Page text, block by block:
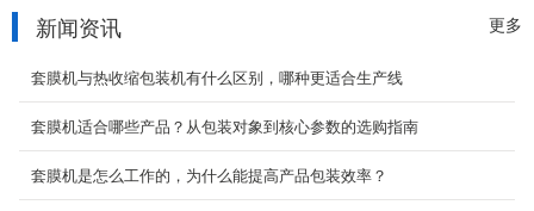
更多
新闻资讯
套膜机与热收缩包装机有什么区别，哪种更适合生产线
套膜机适合哪些产品？从包装对象到核心参数的选购指南
套膜机是怎么工作的，为什么能提高产品包装效率？